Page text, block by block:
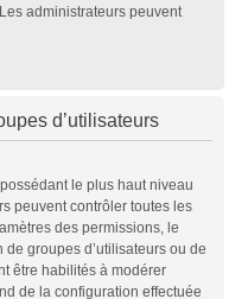
administrateurs peuvent
d’utilisateurs
le plus haut niveau
peuvent contrôler toutes les
des permissions, le
groupes d’utilisateurs ou de
être habilités à modérer
de la configuration effectuée